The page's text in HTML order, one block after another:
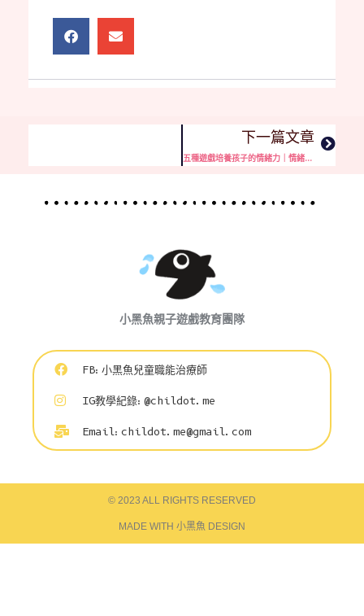
下一篇文章
五種遊戲培養孩子的情緒力｜情緒引導從覺察開始(情緒教案下載)
小黑魚親子遊戲教育團隊
FB:小黑魚兒童職能治療師
IG教學紀錄:@childot.me
Email: childot.me@gmail.com
© 2023 ALL RIGHTS RESERVED
MADE WITH 小黑魚 DESIGN